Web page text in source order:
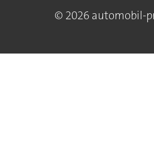
© 2026 automobil-